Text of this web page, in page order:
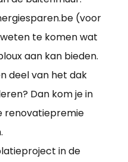
(voor
te komen wat
aan kan bieden.
deel van het dak
Dan kom je in
renovatiepremie
in de